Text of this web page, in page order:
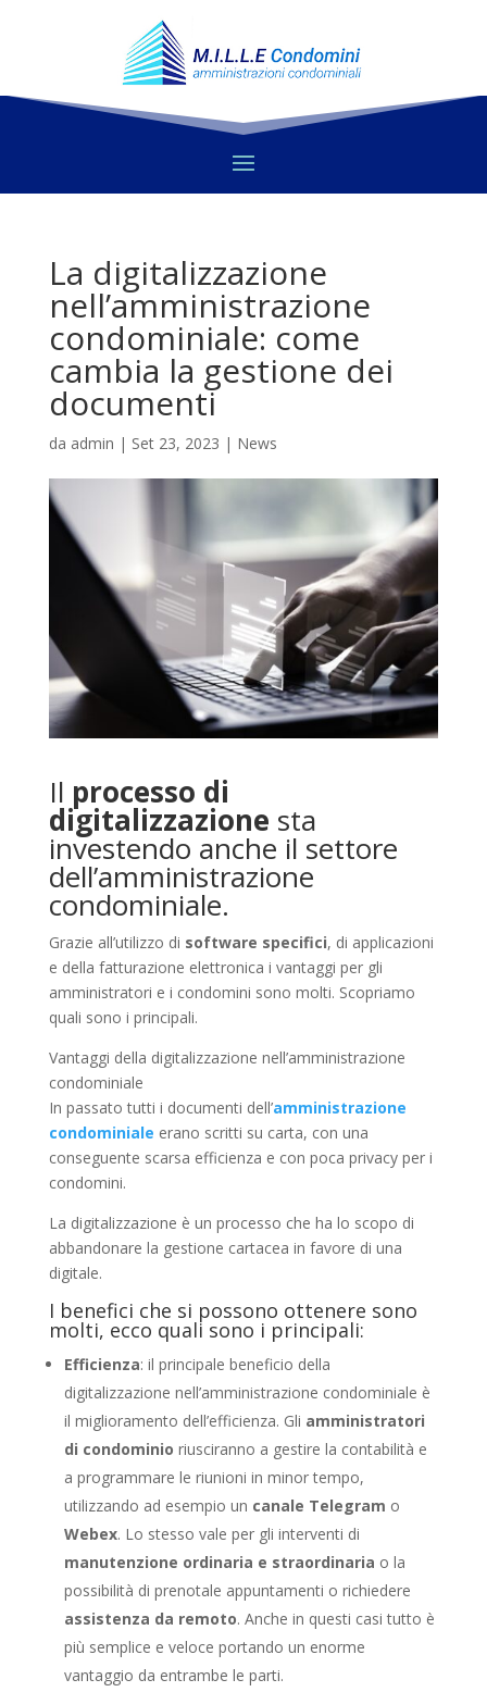
La digitalizzazione
nell’amministrazione
condominiale: come
cambia la gestione dei
documenti
da admin | Set 23, 2023 | News
Il processo di
digitalizzazione sta
investendo anche il settore
dell’amministrazione
condominiale.
Grazie all’utilizzo di software specifici, di applicazioni
e della fatturazione elettronica i vantaggi per gli
amministratori e i condomini sono molti. Scopriamo
quali sono i principali.
Vantaggi della digitalizzazione nell’amministrazione
condominiale
In passato tutti i documenti dell’amministrazione
condominiale erano scritti su carta, con una
conseguente scarsa efficienza e con poca privacy per i
condomini.
La digitalizzazione è un processo che ha lo scopo di
abbandonare la gestione cartacea in favore di una
digitale.
I benefici che si possono ottenere sono
molti, ecco quali sono i principali:
Efficienza: il principale beneficio della
digitalizzazione nell’amministrazione condominiale è
il miglioramento dell’efficienza. Gli amministratori
di condominio riusciranno a gestire la contabilità e
a programmare le riunioni in minor tempo,
utilizzando ad esempio un canale Telegram o
Webex. Lo stesso vale per gli interventi di
manutenzione ordinaria e straordinaria o la
possibilità di prenotale appuntamenti o richiedere
assistenza da remoto. Anche in questi casi tutto è
più semplice e veloce portando un enorme
vantaggio da entrambe le parti.